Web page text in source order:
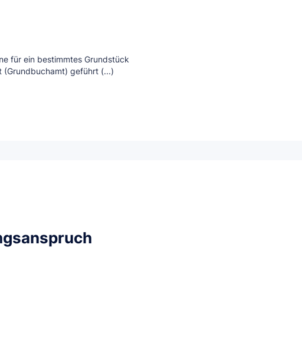
für ein bestimmtes Grundstück
geführt (...)